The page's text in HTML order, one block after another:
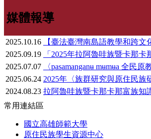
媒體報導
2025.10.16
【臺法臺灣南島語教學和跨文
2025.09.19
「2025年拉阿魯哇族暨卡那
2025.07.07
〈pasamanganʉ mʉmʉa 全民原
2025.06.24 2025年〈族群研究與原住民族
2024.08.23 拉阿魯哇族暨卡那卡那富族知
常用連結區
國立高雄師範大學
原住民族學生資源中心